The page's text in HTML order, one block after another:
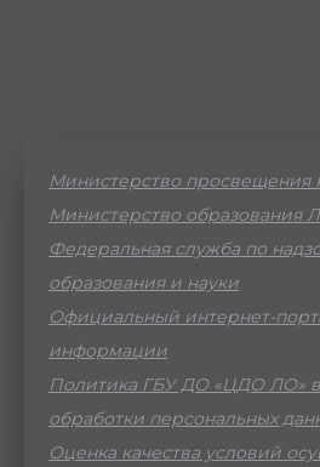
Министерство просвещения
Министерство образования
Федеральная служба по
образования и науки
Официальный интернет-
информации
Политика ГБУ ДО «ЦДО ЛО»
обработки персональных
Оценка качества условий